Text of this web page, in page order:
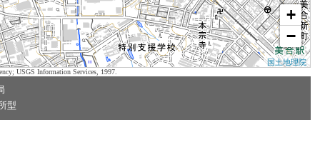
+
−
国土地理院
USGS Information Services, 1997.
型